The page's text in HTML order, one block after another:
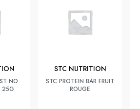
NO
25G
STC NUTRITION
STC PROTEIN BAR FRUIT
ROUGE